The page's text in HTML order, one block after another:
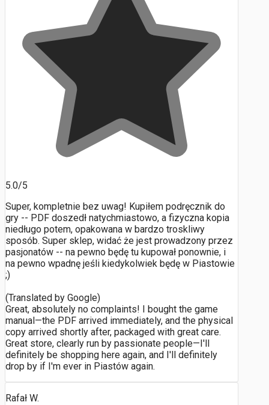
5.0/5
Super, kompletnie bez uwag! Kupiłem podręcznik do
gry -- PDF doszedł natychmiastowo, a fizyczna kopia
niedługo potem, opakowana w bardzo troskliwy
sposób. Super sklep, widać że jest prowadzony przez
pasjonatów -- na pewno będę tu kupował ponownie, i
na pewno wpadnę jeśli kiedykolwiek będę w Piastowie
;)
(Translated by Google)
Great, absolutely no complaints! I bought the game
manual—the PDF arrived immediately, and the physical
copy arrived shortly after, packaged with great care.
Great store, clearly run by passionate people—I'll
definitely be shopping here again, and I'll definitely
drop by if I'm ever in Piastów again.
Rafał W.